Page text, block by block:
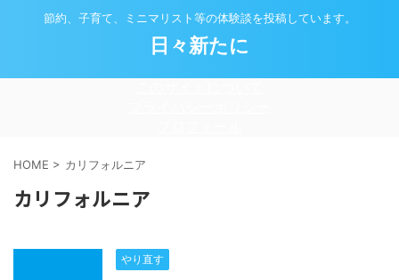
節約、子育て、ミニマリスト等の体験談を投稿しています。
日々新たに
HOME > カリフォルニア
カリフォルニア
やり直す